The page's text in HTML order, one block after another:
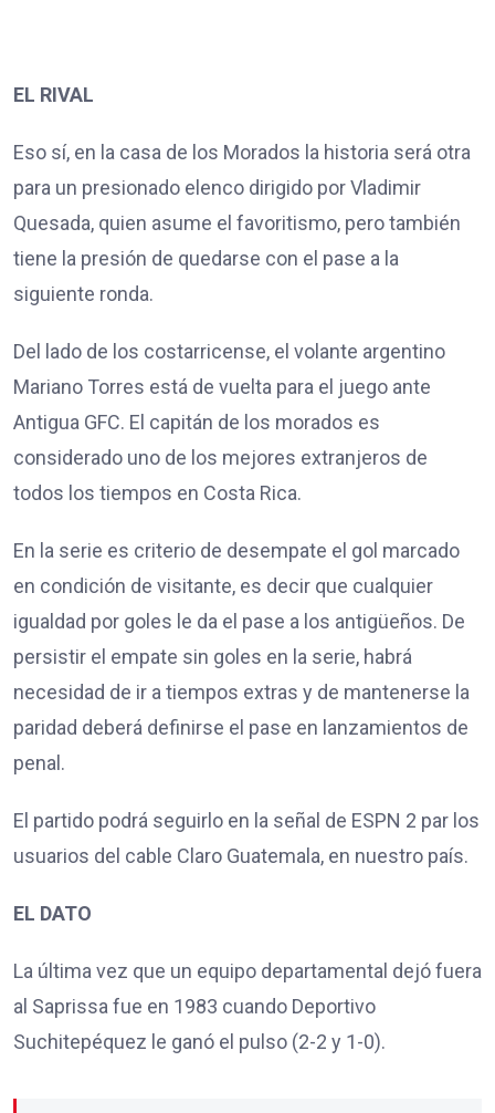
EL RIVAL
Eso sí, en la casa de los Morados la historia será otra
para un presionado elenco dirigido por Vladimir
Quesada, quien asume el favoritismo, pero también
tiene la presión de quedarse con el pase a la
siguiente ronda.
Del lado de los costarricense, el volante argentino
Mariano Torres está de vuelta para el juego ante
Antigua GFC. El capitán de los morados es
considerado uno de los mejores extranjeros de
todos los tiempos en Costa Rica.
En la serie es criterio de desempate el gol marcado
en condición de visitante, es decir que cualquier
igualdad por goles le da el pase a los antigüeños. De
persistir el empate sin goles en la serie, habrá
necesidad de ir a tiempos extras y de mantenerse la
paridad deberá definirse el pase en lanzamientos de
penal.
El partido podrá seguirlo en la señal de ESPN 2 par los
usuarios del cable Claro Guatemala, en nuestro país.
EL DATO
La última vez que un equipo departamental dejó fuera
al Saprissa fue en 1983 cuando Deportivo
Suchitepéquez le ganó el pulso (2-2 y 1-0).